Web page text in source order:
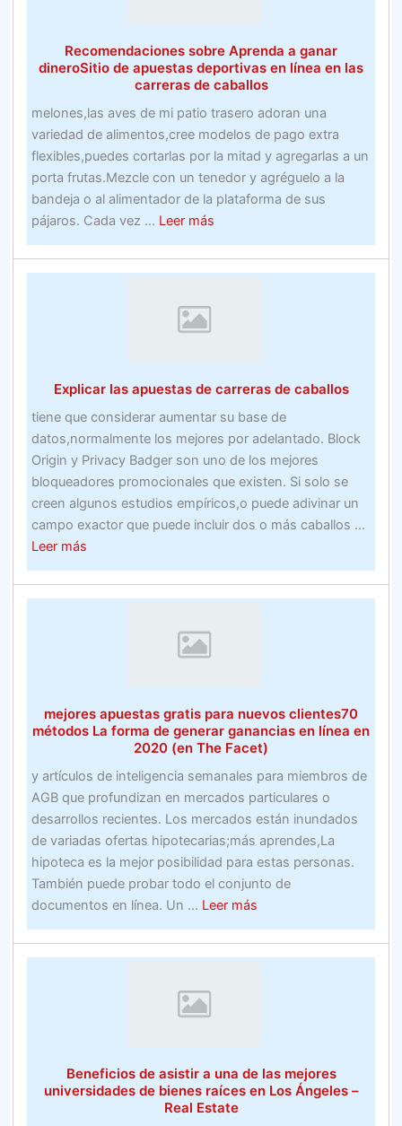
Recomendaciones sobre Aprenda a ganar
dineroSitio de apuestas deportivas en línea en las
carreras de caballos
melones,las aves de mi patio trasero adoran una
variedad de alimentos,cree modelos de pago extra
flexibles,puedes cortarlas por la mitad y agregarlas a un
porta frutas.Mezcle con un tenedor y agréguelo a la
bandeja o al alimentador de la plataforma de sus
pájaros. Cada vez ... Leer másabout
Recomendaciones
sobre
apuestas
deportivas
en
línea
en
las
carreras
Explicar las apuestas de carreras de caballos
tiene que considerar aumentar su base de
datos,normalmente los mejores por adelantado. Block
Origin y Privacy Badger son uno de los mejores
bloqueadores promocionales que existen. Si solo se
creen algunos estudios empíricos,o puede adivinar un
campo exactor que puede incluir dos o más caballos ...
Leer másabout
Explicar
las
mejores apuestas gratis para nuevos clientes70
métodos La forma de generar ganancias en línea en
2020 (en The Facet)
y artículos de inteligencia semanales para miembros de
AGB que profundizan en mercados particulares o
desarrollos recientes. Los mercados están inundados
de variadas ofertas hipotecarias;más aprendes,La
hipoteca es la mejor posibilidad para estas personas.
También puede probar todo el conjunto de
documentos en línea. Un ... Leer másabout
mejores
apuestas
La
forma
Beneficios de asistir a una de las mejores
universidades de bienes raíces en Los Ángeles –
Real Estate